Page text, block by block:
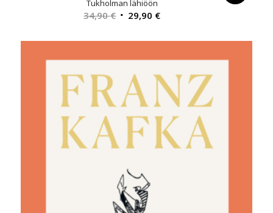
Tukholman lähiöön
34,90€ Alkuperäinen
oli:
34,90 €.
29,90 €Nykyinen
on:
29,90 €.